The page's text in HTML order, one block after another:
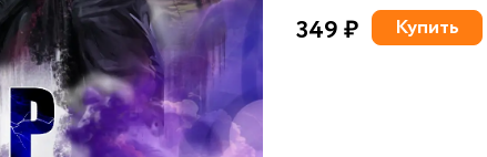
349 ₽ Купить